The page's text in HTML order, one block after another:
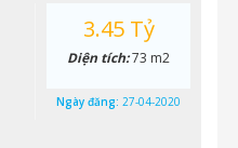
3.45 Tỷ
Diện tích:73 m2
Ngày đăng: 27-04-2020